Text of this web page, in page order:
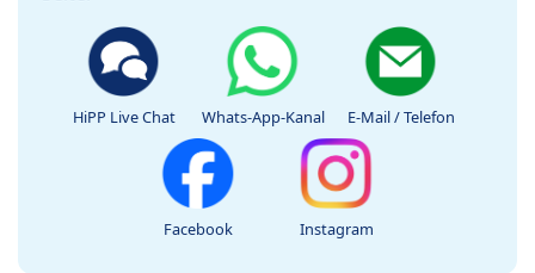
HiPP Live Chat Whats-App-Kanal E-Mail / Telefon
Facebook Instagram